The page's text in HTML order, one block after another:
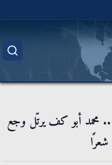
محمد أبو كف يرتّل وجع